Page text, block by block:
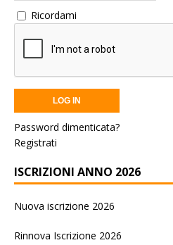
Ricordami
Password dimenticata?
Registrati
ISCRIZIONI ANNO 2026
Nuova iscrizione 2026
Rinnova Iscrizione 2026